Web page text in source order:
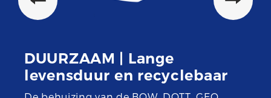
DUURZAAM | Lange
levensduur en recyclebaar